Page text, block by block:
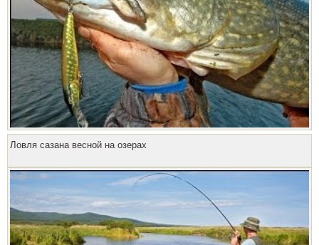
Ловля сазана весной на озерах